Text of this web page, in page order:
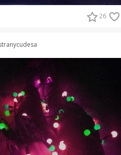
26